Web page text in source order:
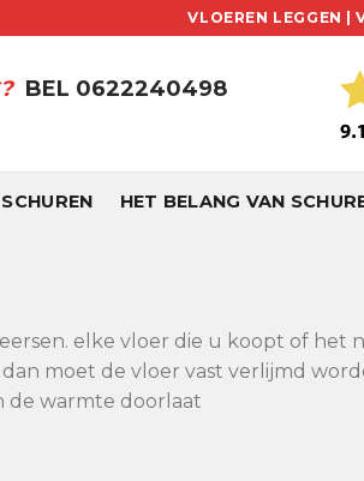
VLOEREN LEGGEN |
BEL 0622240498
HET BELANG VAN
elke vloer die u koopt of het
moet de vloer vast verlijmd
de warmte doorlaat